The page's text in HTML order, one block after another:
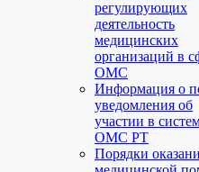
регулирующих
деятельность
медицинских
организаций в
ОМС
Информация о
уведомления об
участии в
ОМС РТ
Порядки